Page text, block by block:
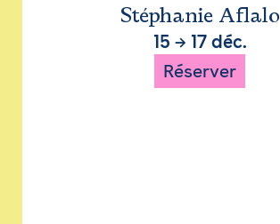
Stéphanie Aflalo
15 → 17 déc.
Réserver